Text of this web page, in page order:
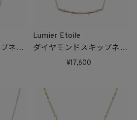
ネッ
Lumier Etoile
ダイヤモンドスキップネッ
クレス(ピンクゴールド)
17,600